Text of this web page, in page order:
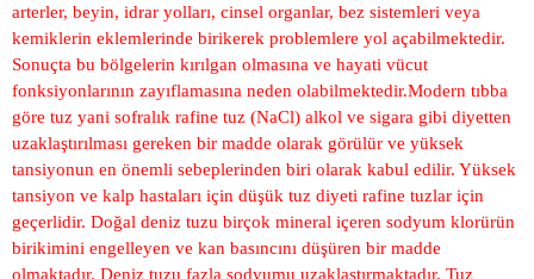
arterler, beyin, idrar yolları, cinsel organlar, bez sistemleri veya
kemiklerin eklemlerinde birikerek problemlere yol açabilmektedir.
Sonuçta bu bölgelerin kırılgan olmasına ve hayati vücut
fonksiyonlarının zayıflamasına neden olabilmektedir.Modern tıbba
göre tuz yani sofralık rafine tuz (NaCl) alkol ve sigara gibi diyetten
uzaklaştırılması gereken bir madde olarak görülür ve yüksek
tansiyonun en önemli sebeplerinden biri olarak kabul edilir. Yüksek
tansiyon ve kalp hastaları için düşük tuz diyeti rafine tuzlar için
geçerlidir. Doğal deniz tuzu birçok mineral içeren sodyum klorürün
birikimini engelleyen ve kan basıncını düşüren bir madde
olmaktadır. Deniz tuzu fazla sodyumu uzaklaştırmaktadır. Tuz